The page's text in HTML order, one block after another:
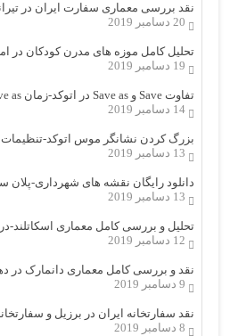
نقد بررسی معماری سفارت ایران در
20 دسامبر 2019
تحلیل کامل موزه های مدرن کودکان در
19 دسامبر 2019
تفاوت Save و Save as در اتوکد-زمان autocad Save as
14 دسامبر 2019
بزرگ کردن نشانگر موس اتوکد-
13 دسامبر 2019
دانلود رایگان نقشه های شهرداری-پلان
13 دسامبر 2019
تحلیل و بررسی کامل معماری اسکاتلند-
12 دسامبر 2019
نقد و بررسی کامل معماری دانمارک در
9 دسامبر 2019
نقد سفارتخانه ایران در برزیل و
8 دسامبر 2019